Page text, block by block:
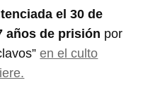
el 30 de
años de prisión por
en el culto